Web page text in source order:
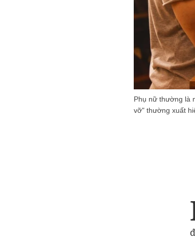
Phụ nữ thường là
vỡ" thường xuất